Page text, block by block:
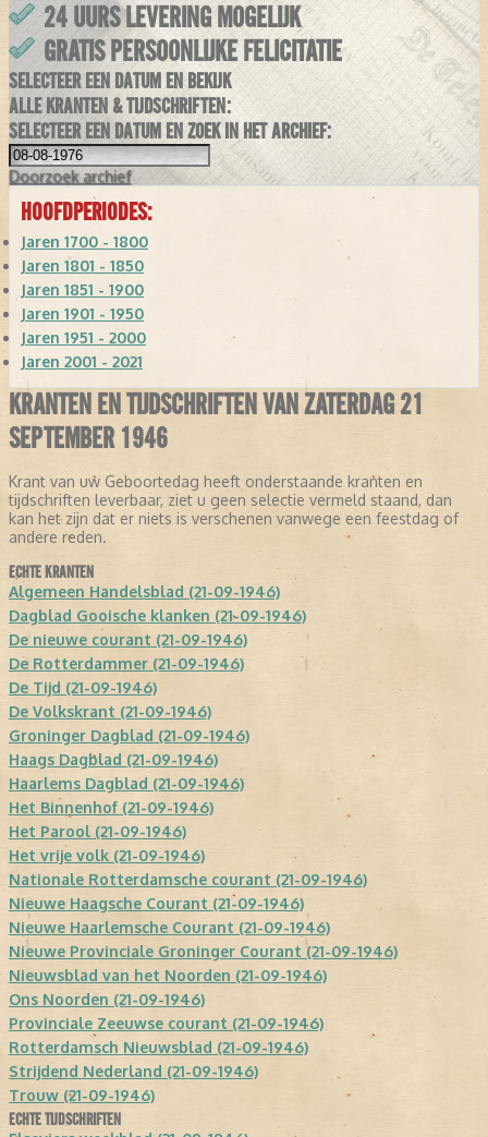
24 UURS LEVERING MOGELIJK
GRATIS PERSOONLIJKE FELICITATIE
SELECTEER EEN DATUM EN BEKIJK
ALLE KRANTEN & TIJDSCHRIFTEN:
SELECTEER EEN DATUM EN ZOEK IN HET ARCHIEF:
Doorzoek archief
HOOFDPERIODES:
Jaren 1700 - 1800
Jaren 1801 - 1850
Jaren 1851 - 1900
Jaren 1901 - 1950
Jaren 1951 - 2000
Jaren 2001 - 2021
KRANTEN EN TIJDSCHRIFTEN VAN ZATERDAG 21
SEPTEMBER 1946
Krant van uw Geboortedag heeft onderstaande kranten en
tijdschriften leverbaar, ziet u geen selectie vermeld staand, dan
kan het zijn dat er niets is verschenen vanwege een feestdag of
andere reden.
ECHTE KRANTEN
Algemeen Handelsblad (21-09-1946)
Dagblad Gooische klanken (21-09-1946)
De nieuwe courant (21-09-1946)
De Rotterdammer (21-09-1946)
De Tijd (21-09-1946)
De Volkskrant (21-09-1946)
Groninger Dagblad (21-09-1946)
Haags Dagblad (21-09-1946)
Haarlems Dagblad (21-09-1946)
Het Binnenhof (21-09-1946)
Het Parool (21-09-1946)
Het vrije volk (21-09-1946)
Nationale Rotterdamsche courant (21-09-1946)
Nieuwe Haagsche Courant (21-09-1946)
Nieuwe Haarlemsche Courant (21-09-1946)
Nieuwe Provinciale Groninger Courant (21-09-1946)
Nieuwsblad van het Noorden (21-09-1946)
Ons Noorden (21-09-1946)
Provinciale Zeeuwse courant (21-09-1946)
Rotterdamsch Nieuwsblad (21-09-1946)
Strijdend Nederland (21-09-1946)
Trouw (21-09-1946)
ECHTE TIJDSCHRIFTEN